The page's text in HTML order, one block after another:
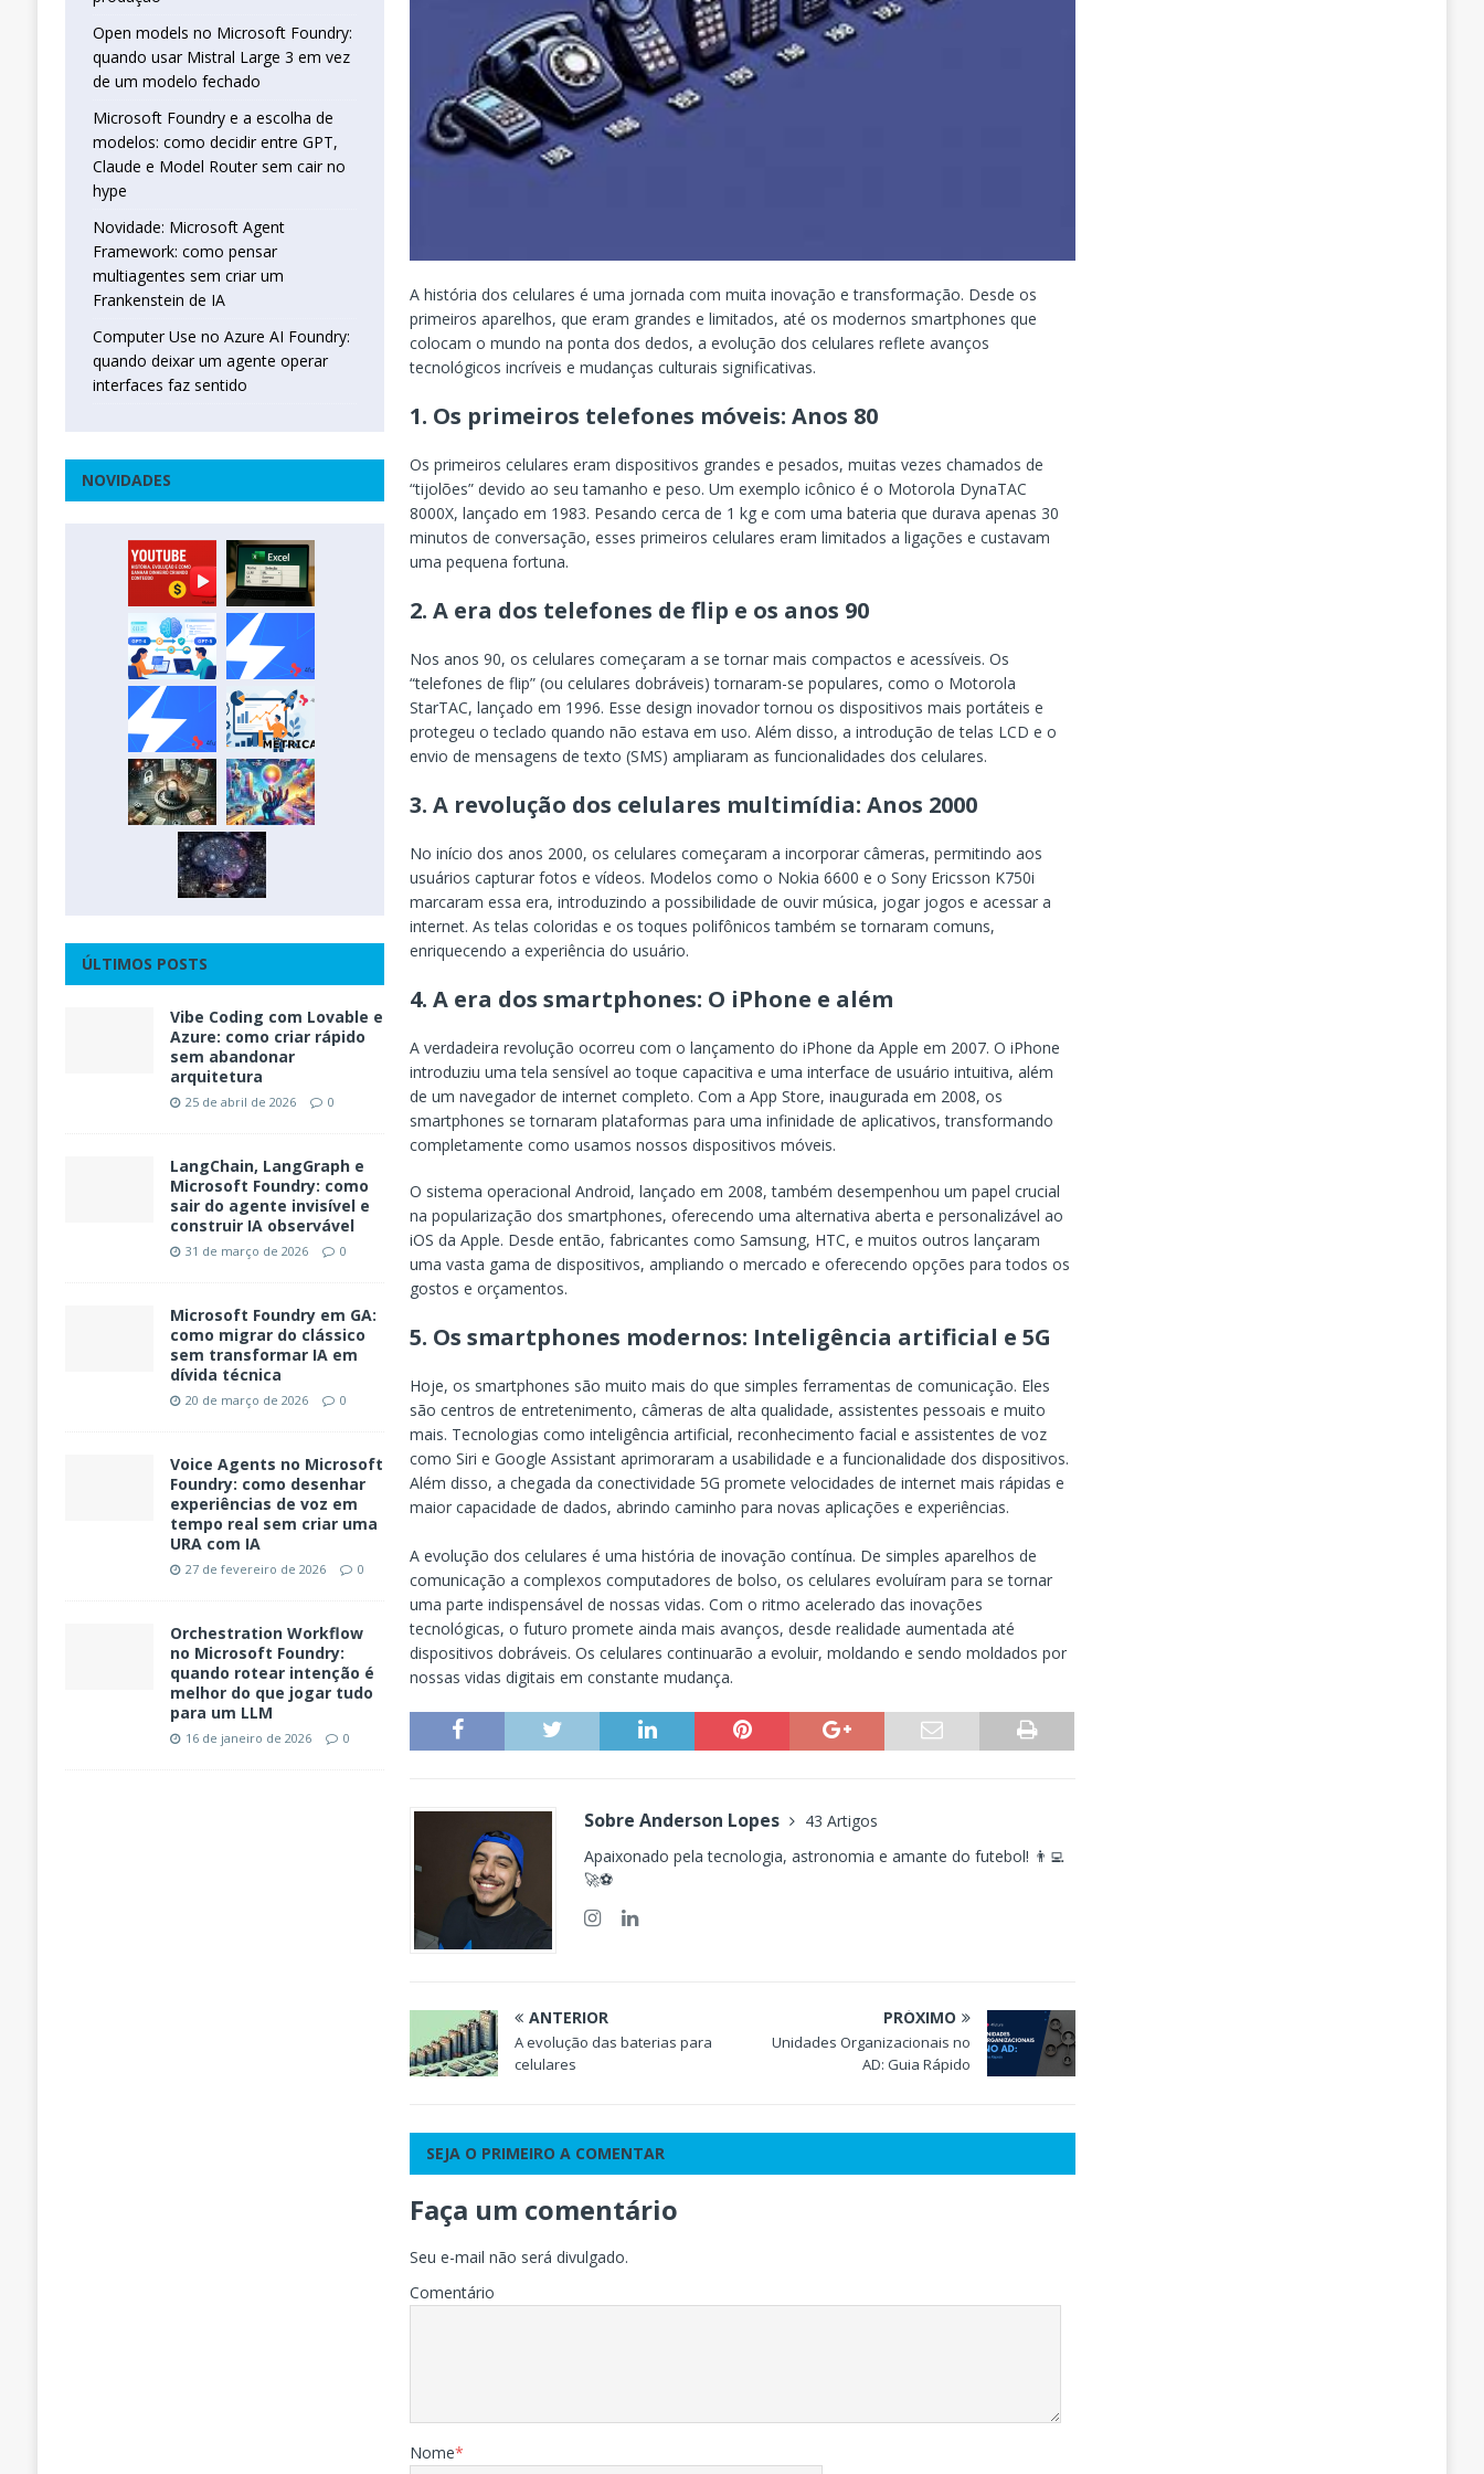
A história dos celulares é uma jornada com muita inovação e transformação. Desde os
primeiros aparelhos, que eram grandes e limitados, até os modernos smartphones que
colocam o mundo na ponta dos dedos, a evolução dos celulares reflete avanços
tecnológicos incríveis e mudanças culturais significativas.
1. Os primeiros telefones móveis: Anos 80
Os primeiros celulares eram dispositivos grandes e pesados, muitas vezes chamados de
“tijolões” devido ao seu tamanho e peso. Um exemplo icônico é o Motorola DynaTAC
8000X, lançado em 1983. Pesando cerca de 1 kg e com uma bateria que durava apenas 30
minutos de conversação, esses primeiros celulares eram limitados a ligações e custavam
uma pequena fortuna.
2.A era dos telefones de flip e os anos 90
Nos anos 90, os celulares começaram a se tornar mais compactos e acessíveis. Os
“telefones de flip” (ou celulares dobráveis) tornaram-se populares, como o Motorola
StarTAC, lançado em 1996. Esse design inovador tornou os dispositivos mais portáteis e
protegeu o teclado quando não estava em uso. Além disso, a introdução de telas LCD e o
envio de mensagens de texto (SMS) ampliaram as funcionalidades dos celulares.
3.A revolução dos celulares multimídia: Anos 2000
No início dos anos 2000, os celulares começaram a incorporar câmeras, permitindo aos
usuários capturar fotos e vídeos. Modelos como o Nokia 6600 e o Sony Ericsson K750i
marcaram essa era, introduzindo a possibilidade de ouvir música, jogar jogos e acessar a
internet. As telas coloridas e os toques polifônicos também se tornaram comuns,
enriquecendo a experiência do usuário.
4.A era dos smartphones: O iPhone e além
A verdadeira revolução ocorreu com o lançamento do iPhone da Apple em 2007. O iPhone
introduziu uma tela sensível ao toque capacitiva e uma interface de usuário intuitiva, além
de um navegador de internet completo. Com a App Store, inaugurada em 2008, os
smartphones se tornaram plataformas para uma infinidade de aplicativos, transformando
completamente como usamos nossos dispositivos móveis.
O sistema operacional Android, lançado em 2008, também desempenhou um papel crucial
na popularização dos smartphones, oferecendo uma alternativa aberta e personalizável ao
iOS da Apple. Desde então, fabricantes como Samsung, HTC, e muitos outros lançaram
uma vasta gama de dispositivos, ampliando o mercado e oferecendo opções para todos os
gostos e orçamentos.
5. Os smartphones modernos: Inteligência artificial e 5G
Hoje, os smartphones são muito mais do que simples ferramentas de comunicação. Eles
são centros de entretenimento, câmeras de alta qualidade, assistentes pessoais e muito
mais. Tecnologias como inteligência artificial, reconhecimento facial e assistentes de voz
como Siri e Google Assistant aprimoraram a usabilidade e a funcionalidade dos dispositivos.
Além disso, a chegada da conectividade 5G promete velocidades de internet mais rápidas e
maior capacidade de dados, abrindo caminho para novas aplicações e experiências.
A evolução dos celulares é uma história de inovação contínua. De simples aparelhos de
comunicação a complexos computadores de bolso, os celulares evoluíram para se tornar
uma parte indispensável de nossas vidas. Com o ritmo acelerado das inovações
tecnológicas, o futuro promete ainda mais avanços, desde realidade aumentada até
dispositivos dobráveis. Os celulares continuarão a evoluir, moldando e sendo moldados por
nossas vidas digitais em constante mudança.
Sobre Anderson Lopes
43 Artigos
Apaixonado pela tecnologia, astronomia e amante do futebol! 👨‍💻
🚀⚽
ANTERIOR
A evolução das baterias para
celulares
PRÓXIMO
Unidades Organizacionais no
AD: Guia Rápido
SEJA O PRIMEIRO A COMENTAR
Faça um comentário
Seu e-mail não será divulgado.
Comentário
Nome*
Open models no Microsoft Foundry:
quando usar Mistral Large 3 em vez
de um modelo fechado
Microsoft Foundry e a escolha de
modelos: como decidir entre GPT,
Claude e Model Router sem cair no
hype
Novidade: Microsoft Agent
Framework: como pensar
multiagentes sem criar um
Frankenstein de IA
Computer Use no Azure AI Foundry:
quando deixar um agente operar
interfaces faz sentido
NOVIDADES
ÚLTIMOS POSTS
Vibe Coding com Lovable e
Azure: como criar rápido
sem abandonar
arquitetura
25 de abril de 2026 0
LangChain, LangGraph e
Microsoft Foundry: como
sair do agente invisível e
construir IA observável
31 de março de 2026 0
Microsoft Foundry em GA:
como migrar do clássico
sem transformar IA em
dívida técnica
20 de março de 2026 0
Voice Agents no Microsoft
Foundry: como desenhar
experiências de voz em
tempo real sem criar uma
URA com IA
27 de fevereiro de 2026 0
Orchestration Workflow
no Microsoft Foundry:
quando rotear intenção é
melhor do que jogar tudo
para um LLM
16 de janeiro de 2026 0